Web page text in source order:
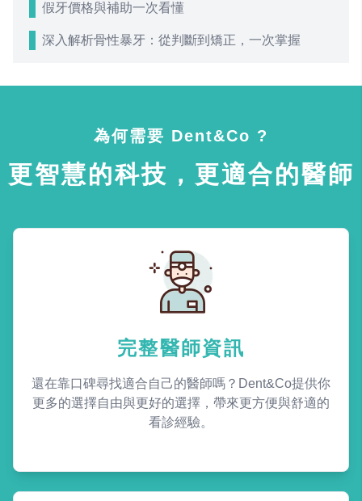
假牙價格與補助一次看懂
深入解析骨性暴牙：從判斷到矯正，一次掌握
為何需要 Dent&Co ?
更智慧的科技，更適合的醫師
完整醫師資訊
還在靠口碑尋找適合自己的醫師嗎？Dent&Co提供你
更多的選擇自由與更好的選擇，帶來更方便與舒適的
看診經驗。